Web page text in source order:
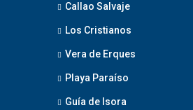
Callao Salvaje
Los Cristianos
Vera de Erques
Playa Paraíso
Guía de Isora